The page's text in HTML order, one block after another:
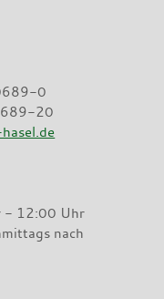
0
20
- 12:00 Uhr
nach